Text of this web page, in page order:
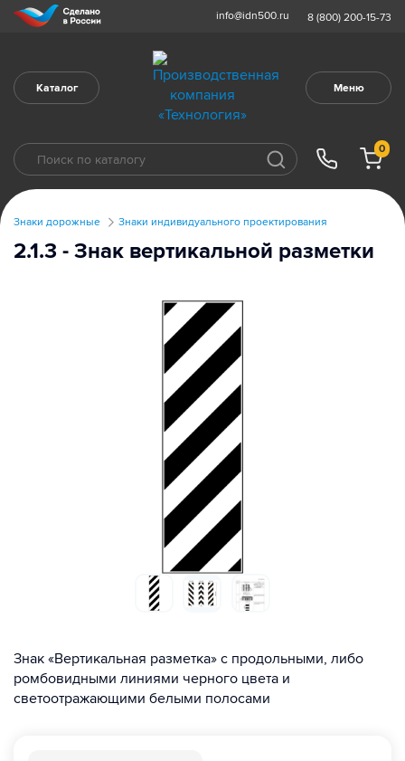
info@idn500.ru 8 (800) 200-15-73
Каталог Меню
0
Знаки дорожные Знаки индивидуального проектирования
2.1.3 - Знак вертикальной разметки
Знак «Вертикальная разметка» с продольными, либо
ромбовидными линиями черного цвета и
светоотражающими белыми полосами